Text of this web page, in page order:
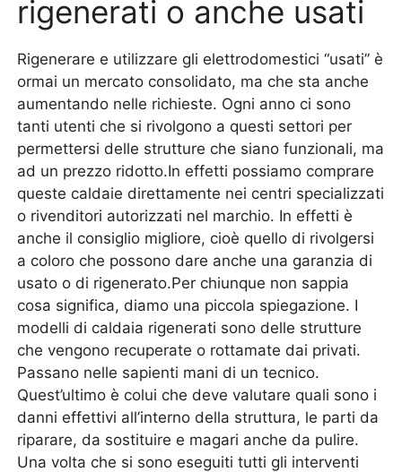
rigenerati o anche usati
Rigenerare e utilizzare gli elettrodomestici “usati” è
ormai un mercato consolidato, ma che sta anche
aumentando nelle richieste. Ogni anno ci sono
tanti utenti che si rivolgono a questi settori per
permettersi delle strutture che siano funzionali, ma
ad un prezzo ridotto.In effetti possiamo comprare
queste caldaie direttamente nei centri specializzati
o rivenditori autorizzati nel marchio. In effetti è
anche il consiglio migliore, cioè quello di rivolgersi
a coloro che possono dare anche una garanzia di
usato o di rigenerato.Per chiunque non sappia
cosa significa, diamo una piccola spiegazione. I
modelli di caldaia rigenerati sono delle strutture
che vengono recuperate o rottamate dai privati.
Passano nelle sapienti mani di un tecnico.
Quest’ultimo è colui che deve valutare quali sono i
danni effettivi all’interno della struttura, le parti da
riparare, da sostituire e magari anche da pulire.
Una volta che si sono eseguiti tutti gli interventi